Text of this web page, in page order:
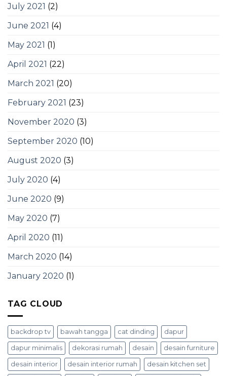
July 2021 (2)
June 2021 (4)
May 2021 (1)
April 2021 (22)
March 2021 (20)
February 2021 (23)
November 2020 (3)
September 2020 (10)
August 2020 (3)
July 2020 (4)
June 2020 (9)
May 2020 (7)
April 2020 (11)
March 2020 (14)
January 2020 (1)
TAG CLOUD
backdrop tv bawah tangga cat dinding dapur
dapur minimalis dekorasi rumah desain desain furniture
desain interior desain interior rumah desain kitchen set